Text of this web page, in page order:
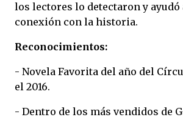
los lectores lo detectaron y ayudó
conexión con la historia.
Reconocimientos:
- Novela Favorita del año del
el 2016.
- Dentro de los más vendidos de